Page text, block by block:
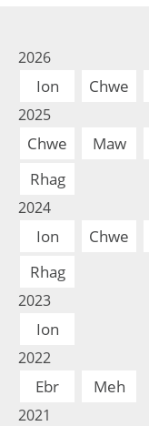
2026
Ion Chwe
2025
Chwe Maw
Rhag
2024
Ion Chwe
Rhag
2023
Ion
2022
Ebr Meh
2021